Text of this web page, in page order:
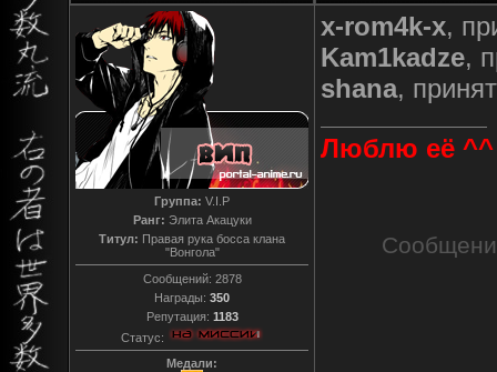
Группа: V.I.P
Ранг: Элита Акацуки
Титул: Правая рука босса клана
"Вонгола"
Сообщений: 2878
Награды: 350
Репутация: 1183
Статус:
Медали:
x-rom4k-x,
Kam1kadze,
shana,
Люблю её ^^